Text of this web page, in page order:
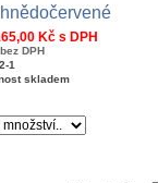
Kč s DPH
DPH
1